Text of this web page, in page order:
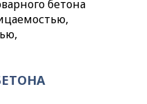
бетона